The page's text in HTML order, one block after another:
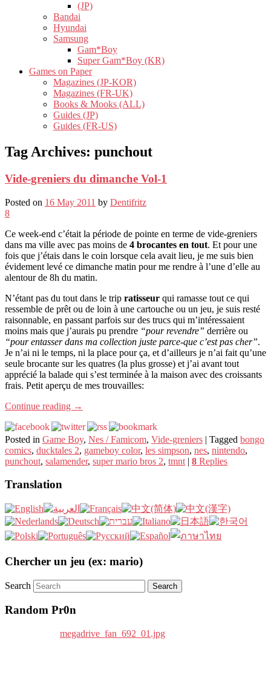
(JP)
Bandai
Hyundai
Samsung
Gam*Boy
Super Gam*Boy (KR)
Games on Paper
Magazines (JP-KOR)
Magazines (FR-UK)
Books & Mooks (ALL)
Guides (JP)
Guides (FR-US)
Tag Archives: punchout
Vide-greniers du dimanche Vol-1
Posted on 16 May 2011 by Dentifritz
8
Ce week-end c’était la période de pointe en terme de vide-greniers
dans ma ville avec pas moins de 4 brocantes en tout. Et pour une
fois que j’étais dans le coin lorsque cela avait lieu, je me suis bien
évidement levé ce dimanche matin pour me rendre à l’une d’elle au
alentour de 8h du matin.
N’étant pas du tout dans le trip ratisseur qui ramasse tout ce qui
ressemble de prêt ou de loin à une cartouche ou un jeu, je suis resté
raisonnable, en passant parfois sur des trucs qui m’intéressaient
moins mais que j’aurais pu prendre “pour revendre” derrière ou
“pour entasser dans ma collection juste parce-que c’est pas cher”.
Je n’ai ni le temps, ni la place pour ça, et d’ailleurs je n’ai fait qu’une
seule brocante sur les quatres (la plus grosse) et j’ai avant tout
apprécié la balade qui s’est terminée à la maison avec des croissants
frais. Petit aperçu de mes trouvailles:
Continue reading →
Posted in Game Boy, Nes / Famicom, Vide-greniers | Tagged bongo
comics, ducktales 2, gameboy color, les simpson, nes, nintendo,
punchout, salamender, super mario bros 2, tmnt | 8 Replies
Translation
Chercher un jeu (ex: mario)
Search
Random Pr0n